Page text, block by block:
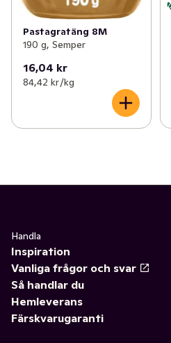
Pastagratäng 8M
190 g, Semper
16,04 kr
84,42 kr /kg
Handla
Inspiration
Vanliga frågor och svar
Så handlar du
Hemleverans
Färskvarugaranti